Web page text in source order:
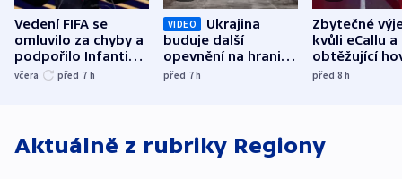
Vedení FIFA se
omluvilo za chyby a
podpořilo Infantina.
UEFA trvá na
včera před 7 h
VIDEO
Ukrajina
buduje další
opevnění na hranici
s Běloruskem
před 7h
Zbytečné
kvůli eCallu a
obtěžující
zdržují
před 8h
Aktuálně z rubriky Regiony